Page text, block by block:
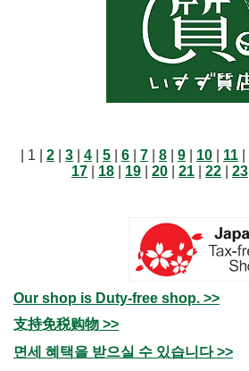
| 1 | 2 3 4 5 6 7 8 9 10 11
17
18 19 20 21 22 23
Our shop is Duty-free shop. >>
支持免税购物 >>
면세 혜택을 받으실 수 있습니다 >>